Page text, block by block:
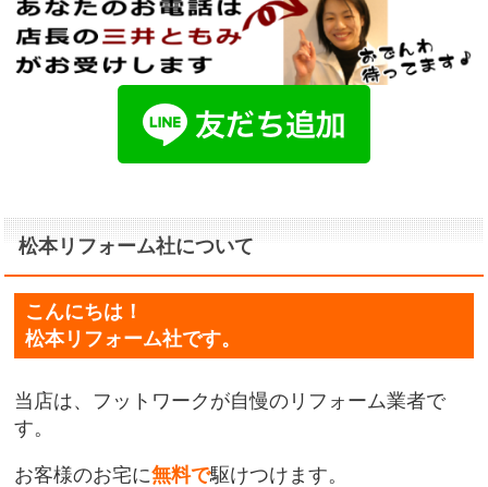
松本リフォーム社について
こんにちは！
松本リフォーム社です。
当店は、フットワークが自慢のリフォーム業者で
す。
お客様のお宅に無料で駆けつけます。